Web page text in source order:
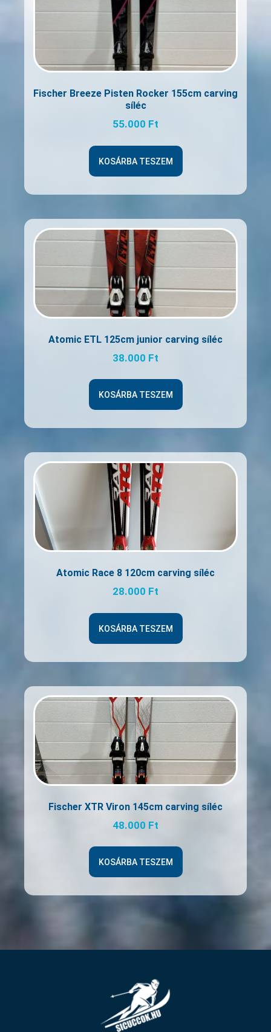
Fischer Breeze Pisten Rocker 155cm carving
síléc
55.000 Ft
KOSÁRBA TESZEM
Atomic ETL 125cm junior carving síléc
38.000 Ft
KOSÁRBA TESZEM
Atomic Race 8 120cm carving síléc
28.000 Ft
KOSÁRBA TESZEM
Fischer XTR Viron 145cm carving síléc
48.000 Ft
KOSÁRBA TESZEM